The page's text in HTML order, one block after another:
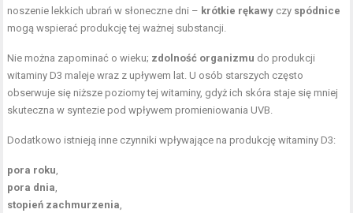
noszenie lekkich ubrań w słoneczne dni – krótkie rękawy czy spódnice
mogą wspierać produkcję tej ważnej substancji.
Nie można zapominać o wieku; zdolność organizmu do produkcji
witaminy D3 maleje wraz z upływem lat. U osób starszych często
obserwuje się niższe poziomy tej witaminy, gdyż ich skóra staje się mniej
skuteczna w syntezie pod wpływem promieniowania UVB.
Dodatkowo istnieją inne czynniki wpływające na produkcję witaminy D3:
pora roku
pora dnia
stopień zachmurzenia